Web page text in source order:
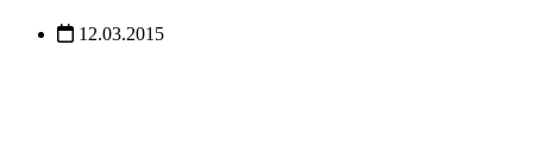
12.03.2015